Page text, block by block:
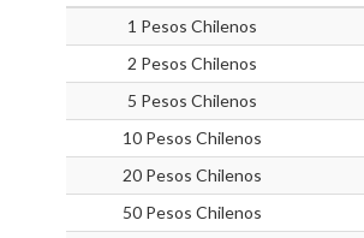
1 Pesos Chilenos
2 Pesos Chilenos
5 Pesos Chilenos
10 Pesos Chilenos
20 Pesos Chilenos
50 Pesos Chilenos